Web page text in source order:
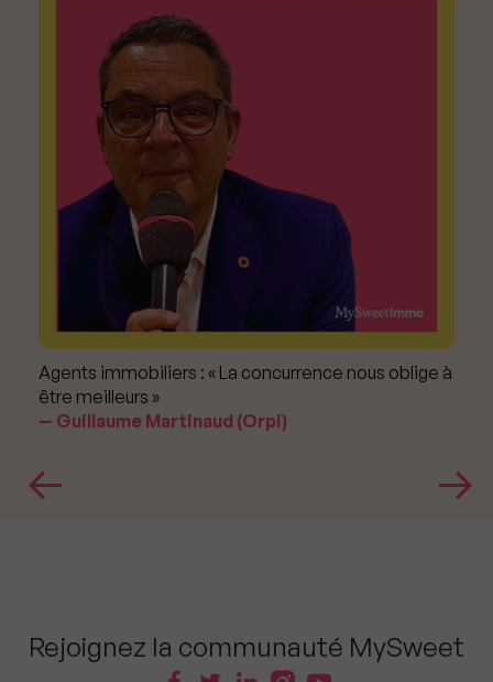
Agents immobiliers : « La concurrence nous oblige à
être meilleurs »
Guillaume Martinaud (Orpi)
Rejoignez la communauté MySweet